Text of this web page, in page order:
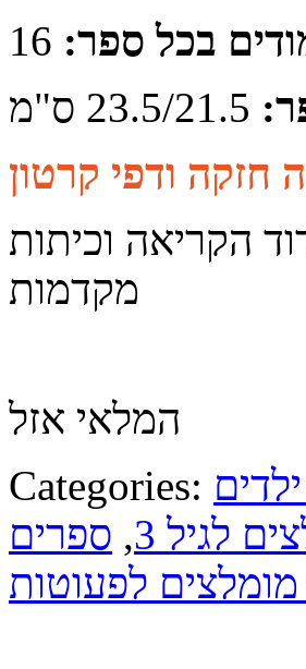
בכל ספר:
חזקה ודפי קרטון
הקריאה וכיתות
מקדמות
המלאי אזל
Categories:
לגיל 3
, ספרים
לפעוטות